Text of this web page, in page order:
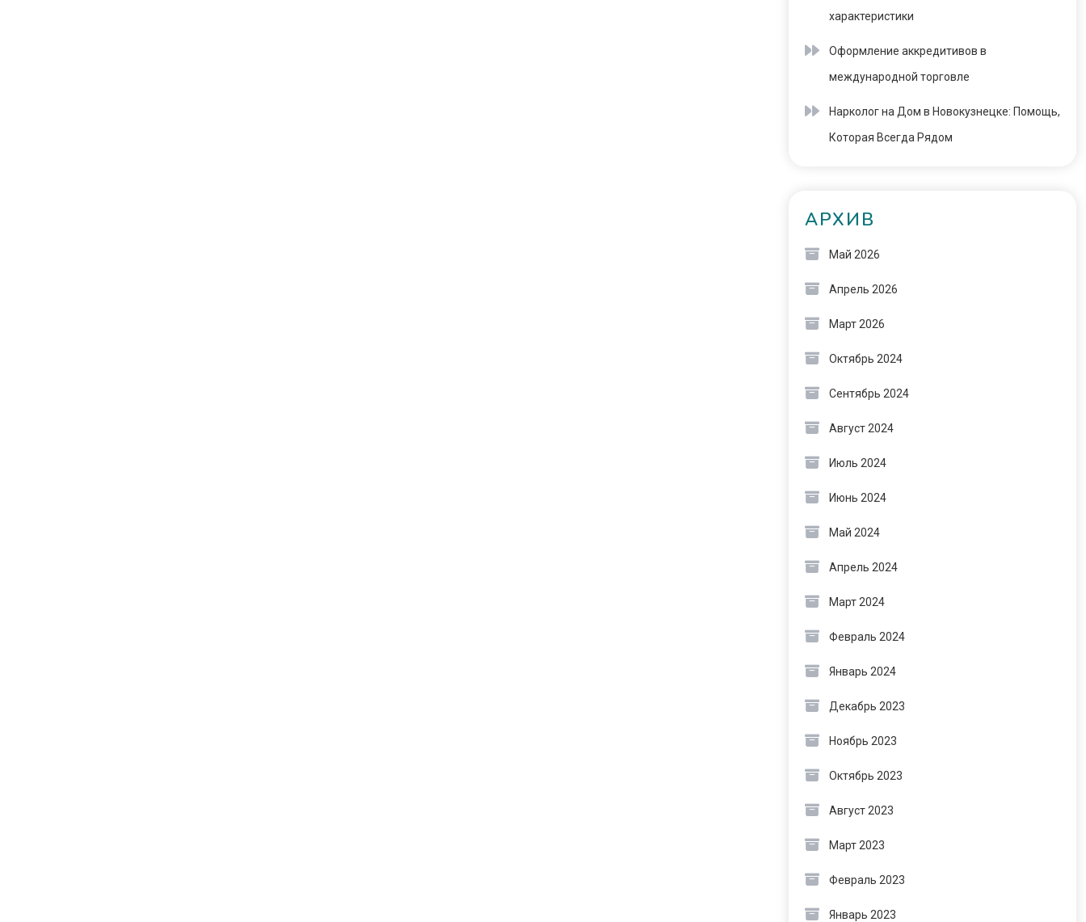
характеристики
Оформление аккредитивов в
международной торговле
Нарколог на Дом в Новокузнецке: Помощь,
Которая Всегда Рядом
АРХИВ
Май 2026
Апрель 2026
Март 2026
Октябрь 2024
Сентябрь 2024
Август 2024
Июль 2024
Июнь 2024
Май 2024
Апрель 2024
Март 2024
Февраль 2024
Январь 2024
Декабрь 2023
Ноябрь 2023
Октябрь 2023
Август 2023
Март 2023
Февраль 2023
Январь 2023